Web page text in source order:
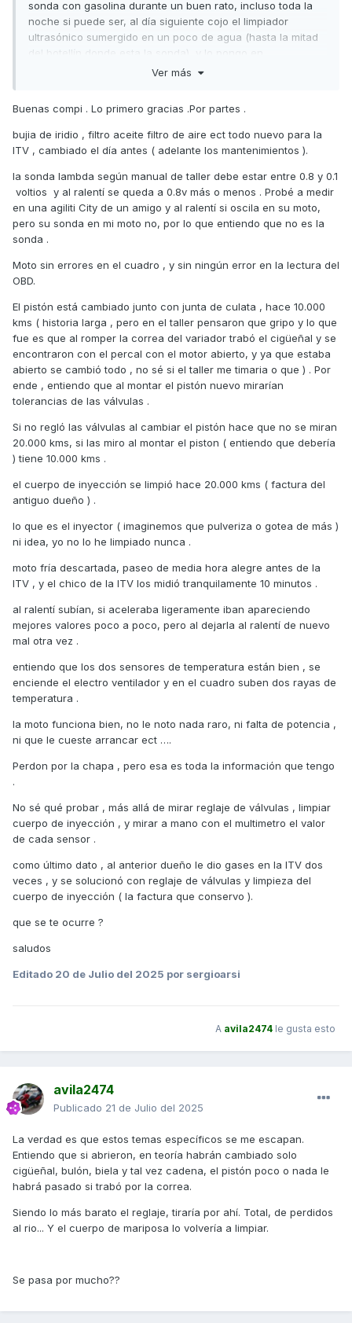
sonda con gasolina durante un buen rato, incluso toda la
noche si puede ser, al día siguiente cojo el limpiador
ultrasónico sumergido en un poco de agua (hasta la mitad
del botellín donde esta la sonda), y lo pongo en
funcionamiento por unos 2 o 3 minutos. La de porquería
cerca y siempre me ha dado valores bajos, tanto en
aceleración como al ralentí.
Dices que el reglaje de válvulas lo hicistes hace 20.000 km.
Mal! el manual de taller sugiere revisar el reglaje cada
10.000 km. Las tolerancias son 0.10 para admisión y escape.
Sobre los valores que tira la sonda, la verdad no se que
decirte puesto que no domino este tema. Igualmente en el
manual de taller que esta en el foro, te explica como has de
comprobarla así como los valores que debería de tener.
Yo por experiencia te diría que cambies la bujía por una de
iridio. Al ser la chispa mucho más caliente y uniforme,
quema toda la dosificación que mete el inyector eliminando
la posibilidad de que expulse combustible sin quemar, que a
la postre, perjudica en la ITV.
Imagino que habrás ido con filtro nuevo de aire no? porque
esto es otra cosa que influye en las lecturas.
Ver más
Buenas compi . Lo primero gracias .Por partes .
bujia de iridio , filtro aceite filtro de aire ect todo nuevo para la
ITV , cambiado el día antes ( adelante los mantenimientos ).
la sonda lambda según manual de taller debe estar entre 0.8 y 0.1
voltios y al ralentí se queda a 0.8v más o menos . Probé a medir
en una agiliti City de un amigo y al ralentí si oscila en su moto,
pero su sonda en mi moto no, por lo que entiendo que no es la
sonda .
Moto sin errores en el cuadro , y sin ningún error en la lectura del
OBD.
El pistón está cambiado junto con junta de culata , hace 10.000
kms ( historia larga , pero en el taller pensaron que gripo y lo que
fue es que al romper la correa del variador trabó el cigüeñal y se
encontraron con el percal con el motor abierto, y ya que estaba
abierto se cambió todo , no sé si el taller me timaria o que ) . Por
ende , entiendo que al montar el pistón nuevo mirarían
tolerancias de las válvulas .
Si no regló las válvulas al cambiar el pistón hace que no se miran
20.000 kms, si las miro al montar el piston ( entiendo que debería
) tiene 10.000 kms .
el cuerpo de inyección se limpió hace 20.000 kms ( factura del
antiguo dueño ) .
lo que es el inyector ( imaginemos que pulveriza o gotea de más )
ni idea, yo no lo he limpiado nunca .
moto fría descartada, paseo de media hora alegre antes de la
ITV , y el chico de la ITV los midió tranquilamente 10 minutos .
al ralentí subían, si aceleraba ligeramente iban apareciendo
mejores valores poco a poco, pero al dejarla al ralentí de nuevo
mal otra vez .
entiendo que los dos sensores de temperatura están bien , se
enciende el electro ventilador y en el cuadro suben dos rayas de
temperatura .
la moto funciona bien, no le noto nada raro, ni falta de potencia ,
ni que le cueste arrancar ect ….
Perdon por la chapa , pero esa es toda la información que tengo
.
No sé qué probar , más allá de mirar reglaje de válvulas , limpiar
cuerpo de inyección , y mirar a mano con el multimetro el valor
de cada sensor .
como último dato , al anterior dueño le dio gases en la ITV dos
veces , y se solucionó con reglaje de válvulas y limpieza del
cuerpo de inyección ( la factura que conservo ).
que se te ocurre ?
saludos
Editado 20 de Julio del 2025 por sergioarsi
A avila2474 le gusta esto
avila2474
Publicado 21 de Julio del 2025
La verdad es que estos temas específicos se me escapan.
Entiendo que si abrieron, en teoría habrán cambiado solo
cigüeñal, bulón, biela y tal vez cadena, el pistón poco o nada le
habrá pasado si trabó por la correa.
Siendo lo más barato el reglaje, tiraría por ahí. Total, de perdidos
al rio... Y el cuerpo de mariposa lo volvería a limpiar.
Se pasa por mucho??